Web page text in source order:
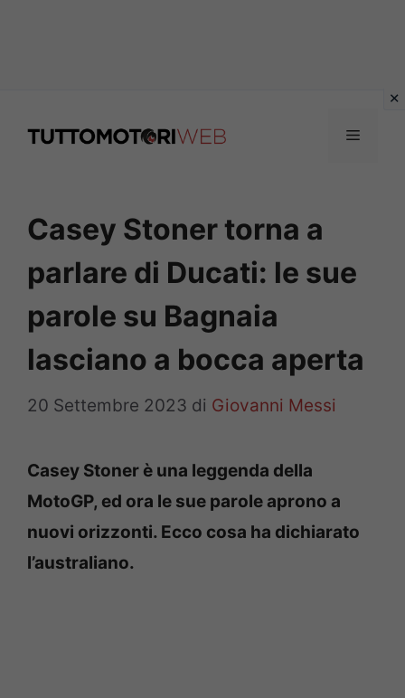
Menu
Casey Stoner torna a
parlare di Ducati: le sue
parole su Bagnaia
lasciano a bocca aperta
20 Settembre 2023 di Giovanni Messi
Casey Stoner è una leggenda della
MotoGP, ed ora le sue parole aprono a
nuovi orizzonti. Ecco cosa ha dichiarato
l’australiano.